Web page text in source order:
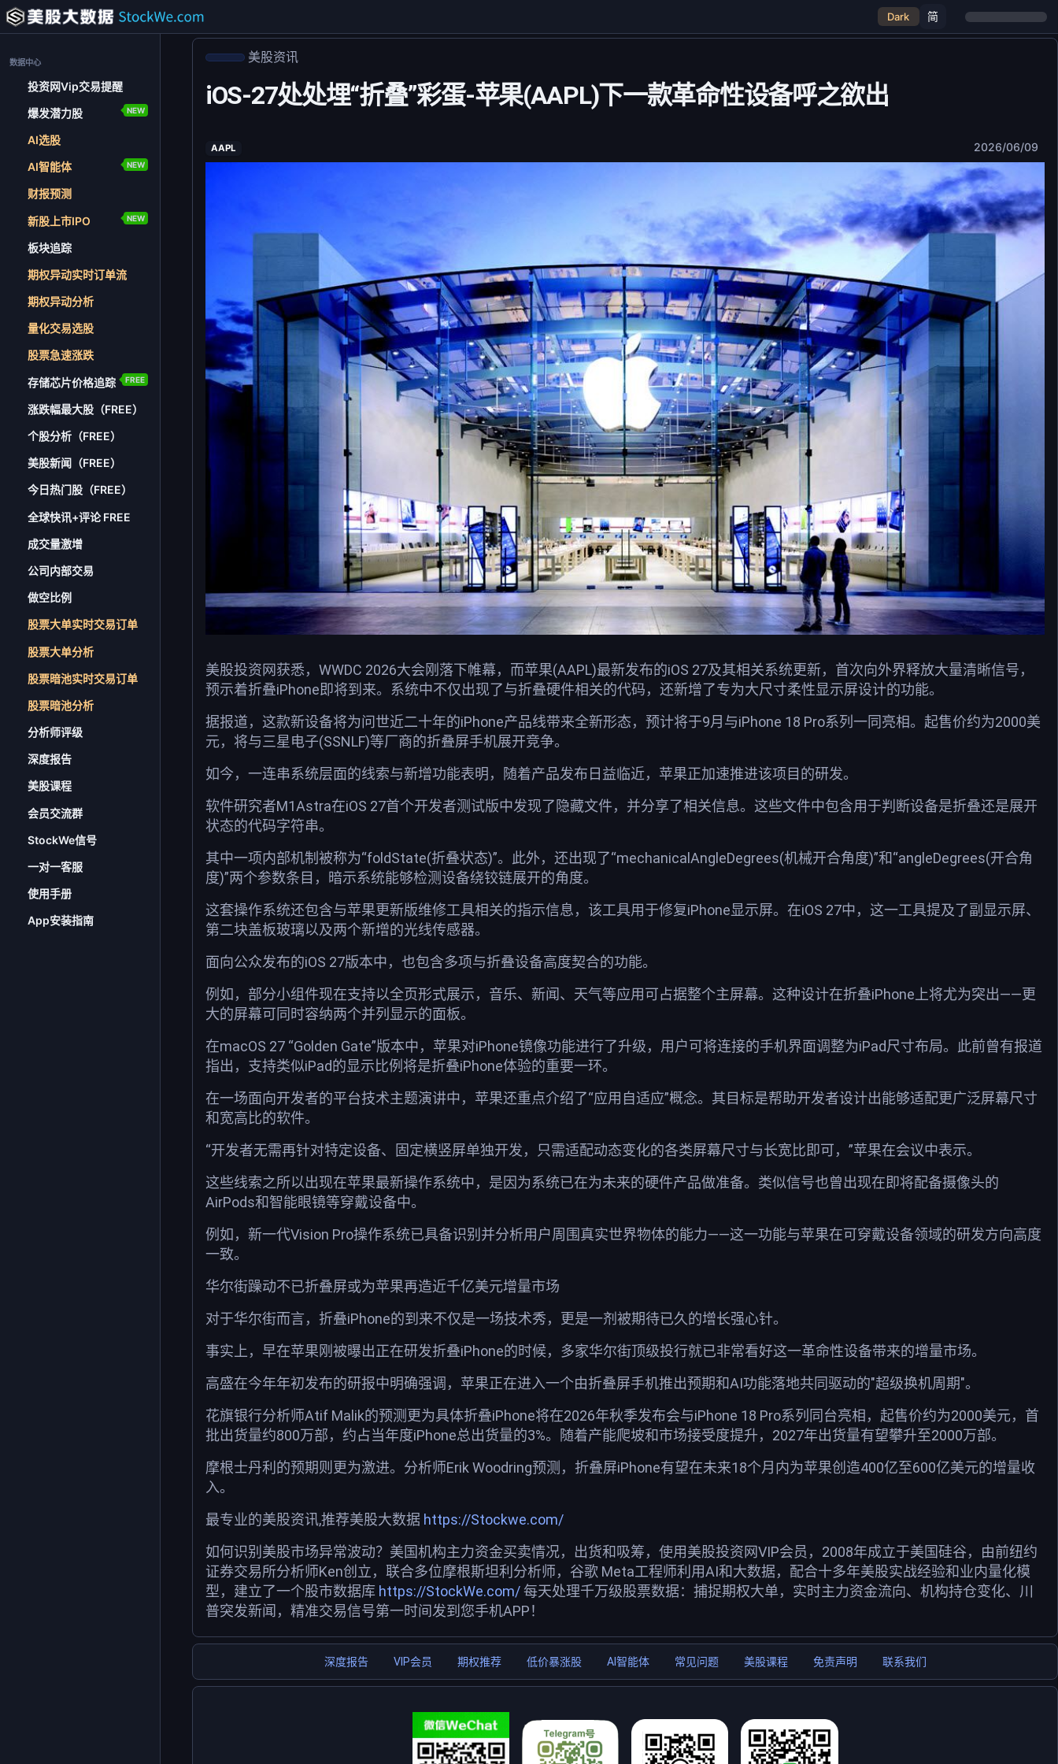
数据中心
投资网Vip交易提醒
爆发潜力股 NEW
AI选股
AI智能体 NEW
财报预测
新股上市IPO NEW
板块追踪
期权异动实时订单流
期权异动分析
量化交易选股
股票急速涨跌
存储芯片价格追踪 FREE
涨跌幅最大股（FREE）
个股分析（FREE）
美股新闻（FREE）
今日热门股（FREE）
全球快讯+评论 FREE
成交量激增
公司内部交易
做空比例
股票大单实时交易订单
股票大单分析
股票暗池实时交易订单
股票暗池分析
分析师评级
深度报告
美股课程
会员交流群
StockWe信号
一对一客服
使用手册
App安装指南
Dark 简
美股资讯
iOS-27处处埋“折叠”彩蛋-苹果(AAPL)下一款革命性设备呼之欲出
AAPL 2026/06/09
美股投资网获悉，WWDC 2026大会刚落下帷幕，而苹果(AAPL)最新发布的iOS 27及其相关系统更新，首次向外界释放大量清晰信号，
预示着折叠iPhone即将到来。系统中不仅出现了与折叠硬件相关的代码，还新增了专为大尺寸柔性显示屏设计的功能。
据报道，这款新设备将为问世近二十年的iPhone产品线带来全新形态，预计将于9月与iPhone 18 Pro系列一同亮相。起售价约为2000美
元，将与三星电子(SSNLF)等厂商的折叠屏手机展开竞争。
如今，一连串系统层面的线索与新增功能表明，随着产品发布日益临近，苹果正加速推进该项目的研发。
软件研究者M1Astra在iOS 27首个开发者测试版中发现了隐藏文件，并分享了相关信息。这些文件中包含用于判断设备是折叠还是展开
状态的代码字符串。
其中一项内部机制被称为“foldState(折叠状态)”。此外，还出现了“mechanicalAngleDegrees(机械开合角度)”和“angleDegrees(开合角
度)”两个参数条目，暗示系统能够检测设备绕铰链展开的角度。
这套操作系统还包含与苹果更新版维修工具相关的指示信息，该工具用于修复iPhone显示屏。在iOS 27中，这一工具提及了副显示屏、
第二块盖板玻璃以及两个新增的光线传感器。
面向公众发布的iOS 27版本中，也包含多项与折叠设备高度契合的功能。
例如，部分小组件现在支持以全页形式展示，音乐、新闻、天气等应用可占据整个主屏幕。这种设计在折叠iPhone上将尤为突出——更
大的屏幕可同时容纳两个并列显示的面板。
在macOS 27 “Golden Gate”版本中，苹果对iPhone镜像功能进行了升级，用户可将连接的手机界面调整为iPad尺寸布局。此前曾有报道
指出，支持类似iPad的显示比例将是折叠iPhone体验的重要一环。
在一场面向开发者的平台技术主题演讲中，苹果还重点介绍了“应用自适应”概念。其目标是帮助开发者设计出能够适配更广泛屏幕尺寸
和宽高比的软件。
“开发者无需再针对特定设备、固定横竖屏单独开发，只需适配动态变化的各类屏幕尺寸与长宽比即可，”苹果在会议中表示。
这些线索之所以出现在苹果最新操作系统中，是因为系统已在为未来的硬件产品做准备。类似信号也曾出现在即将配备摄像头的
AirPods和智能眼镜等穿戴设备中。
例如，新一代Vision Pro操作系统已具备识别并分析用户周围真实世界物体的能力——这一功能与苹果在可穿戴设备领域的研发方向高度
一致。
华尔街躁动不已折叠屏或为苹果再造近千亿美元增量市场
对于华尔街而言，折叠iPhone的到来不仅是一场技术秀，更是一剂被期待已久的增长强心针。
事实上，早在苹果刚被曝出正在研发折叠iPhone的时候，多家华尔街顶级投行就已非常看好这一革命性设备带来的增量市场。
高盛在今年年初发布的研报中明确强调，苹果正在进入一个由折叠屏手机推出预期和AI功能落地共同驱动的"超级换机周期"。
花旗银行分析师Atif Malik的预测更为具体折叠iPhone将在2026年秋季发布会与iPhone 18 Pro系列同台亮相，起售价约为2000美元，首
批出货量约800万部，约占当年度iPhone总出货量的3%。随着产能爬坡和市场接受度提升，2027年出货量有望攀升至2000万部。
摩根士丹利的预期则更为激进。分析师Erik Woodring预测，折叠屏iPhone有望在未来18个月内为苹果创造400亿至600亿美元的增量收
入。
最专业的美股资讯,推荐美股大数据 https://Stockwe.com/
如何识别美股市场异常波动？美国机构主力资金买卖情况，出货和吸筹，使用美股投资网VIP会员，2008年成立于美国硅谷，由前纽约
证券交易所分析师Ken创立，联合多位摩根斯坦利分析师，谷歌 Meta工程师利用AI和大数据，配合十多年美股实战经验和业内量化模
型，建立了一个股市数据库 https://StockWe.com/每天处理千万级股票数据：捕捉期权大单，实时主力资金流向、机构持仓变化、川
普突发新闻，精准交易信号第一时间发到您手机APP！
深度报告 VIP会员 期权推荐 低价暴涨股 AI智能体 常见问题 美股课程 免责声明 联系我们